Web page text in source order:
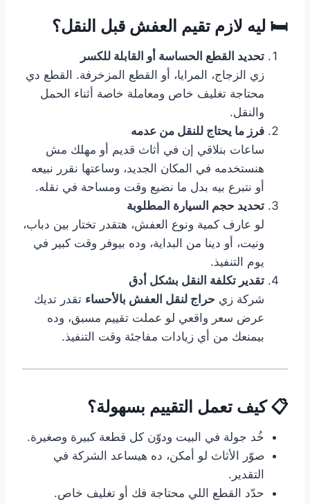
🛏️ ليه لازم تقيم العفش قبل النقل؟
تحديد القطع الحساسة أو القابلة للكسر
زي الزجاج، المرايا، أو القطع المزخرفة. القطع دي
محتاجة تغليف خاص ومعاملة خاصة أثناء الحمل
والنقل.
فرز ما يحتاج للنقل من عدمه
ساعات بنلاقي إن في أثاث قديم أو مهلك مش
هنستخدمه في المكان الجديد، وساعتها نقرر نبيعه
أو نتبرع بيه بدل ما نضيع وقت ومساحة في نقله.
تحديد حجم السيارة المطلوبة
لو عارف كمية ونوع العفش، هتقدر تختار بين دباب،
ونيت، أو دينا من البداية، وده بيوفر وقت كبير في
يوم التنفيذ.
تقدير تكلفة النقل بشكل أدق
شركة زي حراج لنقل العفش بالأحساء تقدر تديك
عرض سعر واقعي لو عملت تقييم مسبق، وده
بيمنعك من أي زيادات مفاجئة وقت التنفيذ.
📋 كيف تعمل التقييم بسهولة؟
خُد جولة في البيت ودوّن كل قطعة كبيرة وصغيرة.
صوّر الأثاث لو أمكن، ده هيساعد الشركة في
التقدير.
حدّد القطع اللي محتاجة فك أو تغليف خاص.